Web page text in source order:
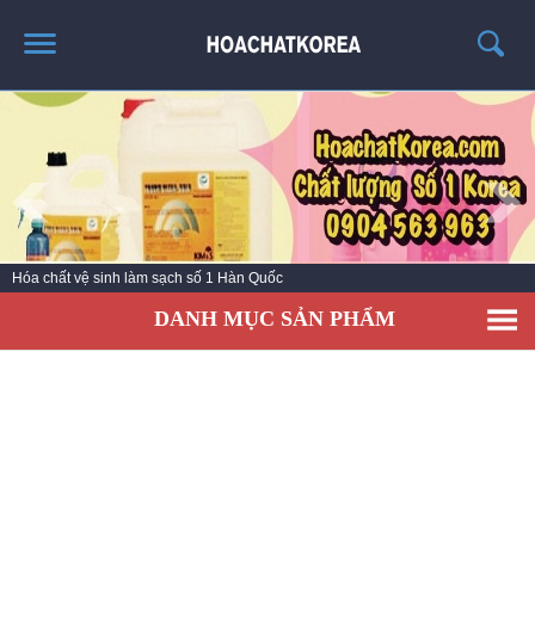
TRANG CHỦ
GIỚI THIỆU
THÔNG TIN SẢN PHẨM
TIN TỨC
LIÊN HỆ
Hóa chất vệ sinh làm sạch số 1 Hàn Quốc
DANH MỤC SẢN PHẨM